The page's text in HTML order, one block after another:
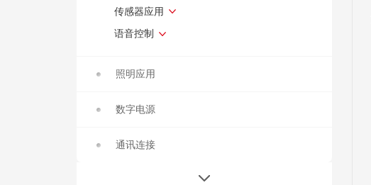
传感器应用
语音控制
照明应用
数字电源
通讯连接